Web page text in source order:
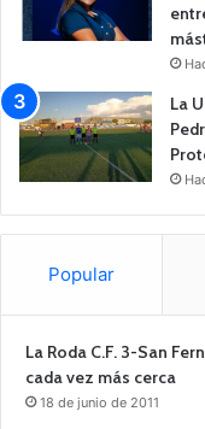
La
Popular
La Roda C.F. 3-San
cada vez más cerca
18 de junio de 2011